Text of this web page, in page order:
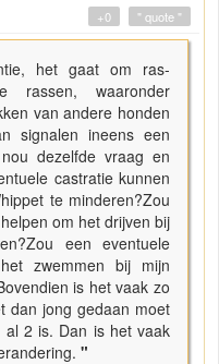
" quote "
+0
het gaat om ras-
rassen, waaronder
van andere honden
signalen ineens een
dezelfde vraag en
castratie kunnen
te minderen?Zou
om het drijven bij
een eventuele
zwemmen bij mijn
is het vaak zo
dan jong gedaan moet
2 is. Dan is het vaak
"